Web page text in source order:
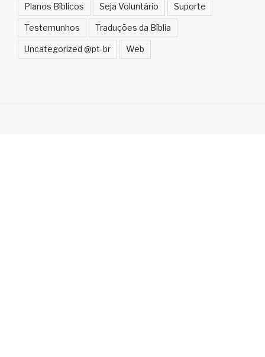
Planos Bíblicos Seja Voluntário Suporte
Testemunhos Traduções da Bíblia
Uncategorized @pt-br Web